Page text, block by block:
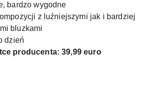
bardzo wygodne
z luźniejszymi jak i bardziej
bluzkami
dzień
producenta: 39,99 euro